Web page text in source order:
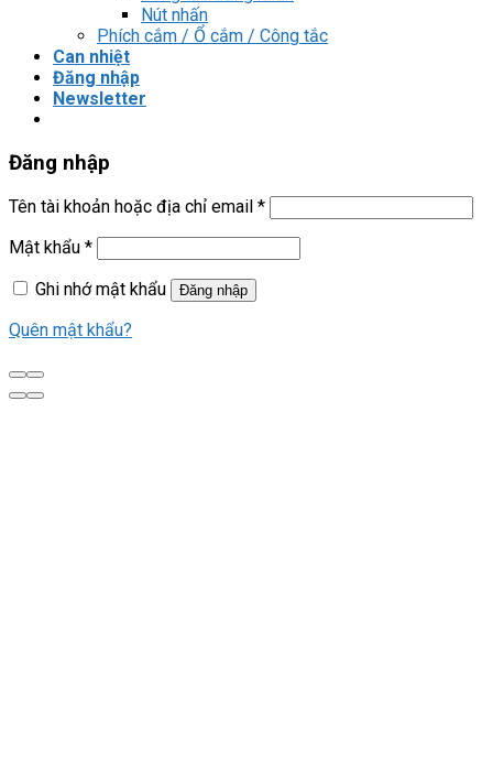
Nút nhấn
Phích cắm / Ổ cắm / Công tắc
Can nhiệt
Đăng nhập
Newsletter
Đăng nhập
Tên tài khoản hoặc địa chỉ email *
Mật khẩu *
Ghi nhớ mật khẩu
Đăng nhập
Quên mật khẩu?